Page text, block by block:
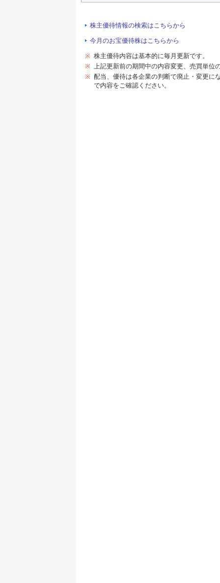
株主優待情報の検索はこちらから
今月のお宝優待株はこちらから
※ 株主優待内容は基本的に毎月更新です。
※ 上記更新前の期間中の内容変更、売買単位
※ 配当、優待は各企業の判断で廃止・変更に
で内容をご確認ください。